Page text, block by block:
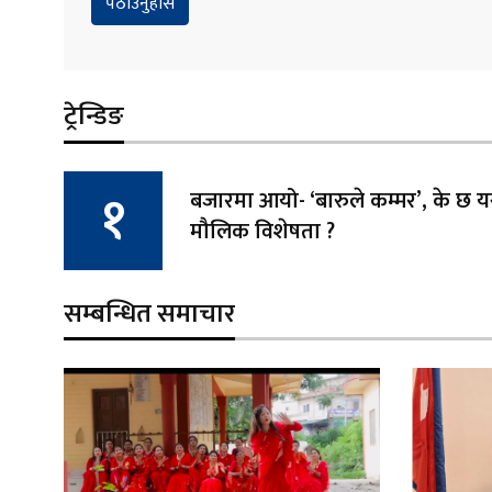
ट्रेन्डिङ
बजारमा आयो- ‘बारुले कम्मर’, के छ
मौलिक विशेषता ?
सम्बन्धित समाचार